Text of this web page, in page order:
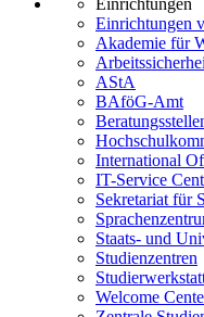
Einrichtungen
Akademie für
AStA
BAföG-Amt
International
IT-Service
Sekretariat für
Staats- und
Studienzentren
Welcome